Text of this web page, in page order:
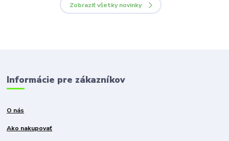
Zobraziť všetky novinky
Informácie pre zákazníkov
O nás
Ako nakupovať